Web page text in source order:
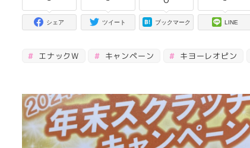
シェア ツイート ブックマーク LINE
エナックW キャンペーン キヨーレオピン